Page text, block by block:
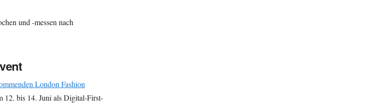
und -messen nach
London Fashion
12. bis 14. Juni als Digital-First-